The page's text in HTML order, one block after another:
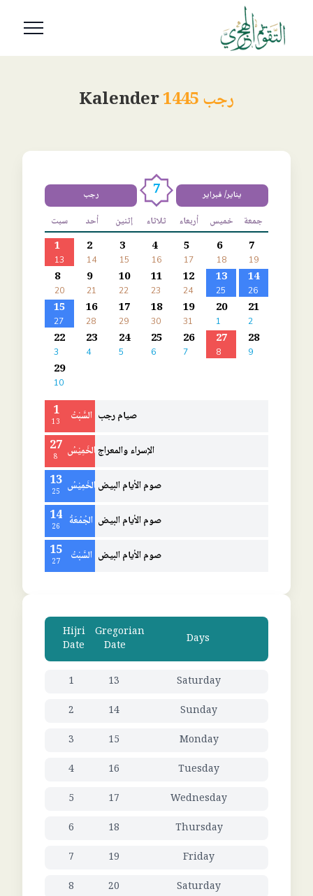
Kalender رجب 1445
رجب 7 يناير/ فبراير
سبت أحد إثنين ثلاثاء أربعاء خميس جمعة
1
13
2
14
3
15
4
16
5
17
6
18
7
19
8
20
9
21
10
22
11
23
12
24
13
25
14
26
15
27
16
28
17
29
18
30
19
31
20
1
21
2
22
3
23
4
24
5
25
6
26
7
27
8
28
9
29
10
1
13 السَّبْتُ صيام رجب
27
8 الخَمِيْسُالإسراء والمعراج
13
25 الخَمِيْسُ صوم الأيام البيض
14
26 الجُمُعَةُ صوم الأيام البيض
15
27 السَّبْتُ صوم الأيام البيض
Hijri
Date
Gregorian
Date
Days
1 13
Saturday
2
14
Sunday
3
15
Monday
4
16
Tuesday
5
17
Wednesday
6
18
Thursday
7
19
Friday
8
20
Saturday